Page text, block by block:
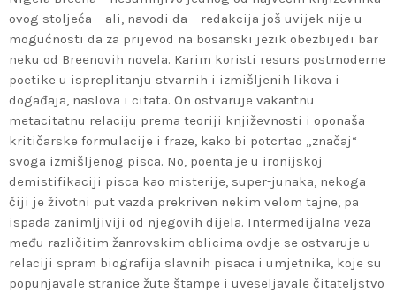
ovog stoljeća – ali, navodi da – redakcija još uvijek nije u
mogućnosti da za prijevod na bosanski jezik obezbijedi bar
neku od Breenovih novela. Karim koristi resurs postmoderne
poetike u ispreplitanju stvarnih i izmišljenih likova i
događaja, naslova i citata. On ostvaruje vakantnu
metacitatnu relaciju prema teoriji književnosti i oponaša
kritičarske formulacije i fraze, kako bi potcrtao „značaj“
svoga izmišljenog pisca. No, poenta je u ironijskoj
demistifikaciji pisca kao misterije, super-junaka, nekoga
čiji je životni put vazda prekriven nekim velom tajne, pa
ispada zanimljiviji od njegovih dijela. Intermedijalna veza
među različitim žanrovskim oblicima ovdje se ostvaruje u
relaciji spram biografija slavnih pisaca i umjetnika, koje su
popunjavale stranice žute štampe i uveseljavale čitateljstvo